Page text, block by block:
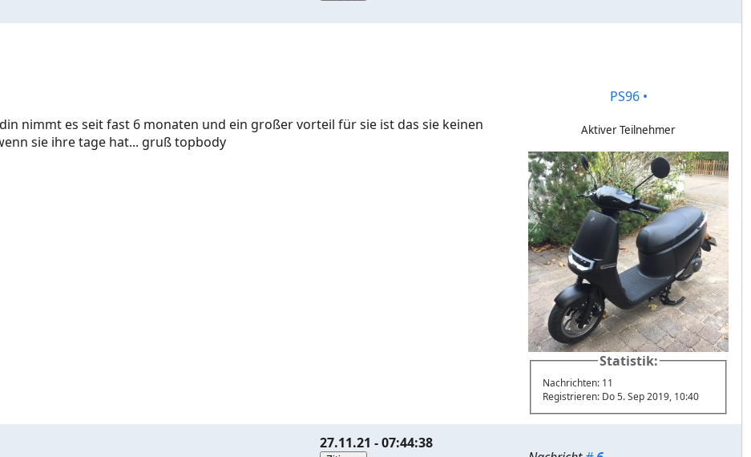
nimmt es seit fast 6 monaten und ein großer vorteil für sie ist das sie keinen
sie ihre tage hat... gruß topbody
PS96 •
Aktiver Teilnehmer
Statistik:
Nachrichten: 11
Registrieren: Do 5. Sep 2019, 10:40
27.11.21 - 07:44:38